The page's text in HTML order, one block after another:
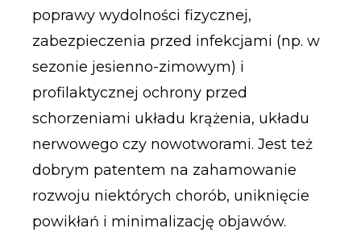
poprawy wydolności fizycznej,
zabezpieczenia przed infekcjami (np. w
sezonie jesienno-zimowym) i
profilaktycznej ochrony przed
schorzeniami układu krążenia, układu
nerwowego czy nowotworami. Jest też
dobrym patentem na zahamowanie
rozwoju niektórych chorób, uniknięcie
powikłań i minimalizację objawów.